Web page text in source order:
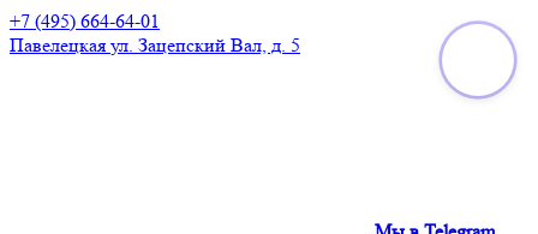
+7 (495) 664-64-01
Павелецкая ул. Зацепский Вал, д. 5